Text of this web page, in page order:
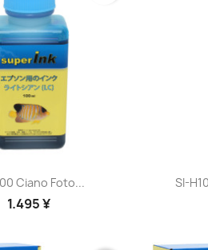
Anteprima
Ciano Foto...
1.495 ¥
SI-